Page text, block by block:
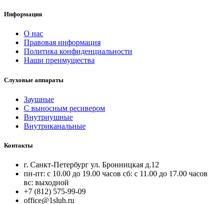
Информация
О нас
Правовая информация
Политика конфиденциальности
Наши преимущества
Слуховые аппараты
Заушные
С выносным ресивером
Внутриушные
Внутриканальные
Контакты
г. Санкт-Петербург ул. Бронницкая д.12
пн-пт: с 10.00 до 19.00 часов сб: с 11.00 до 17.00 часов
вс: выходной
+7 (812) 575-99-09
office@1sluh.ru